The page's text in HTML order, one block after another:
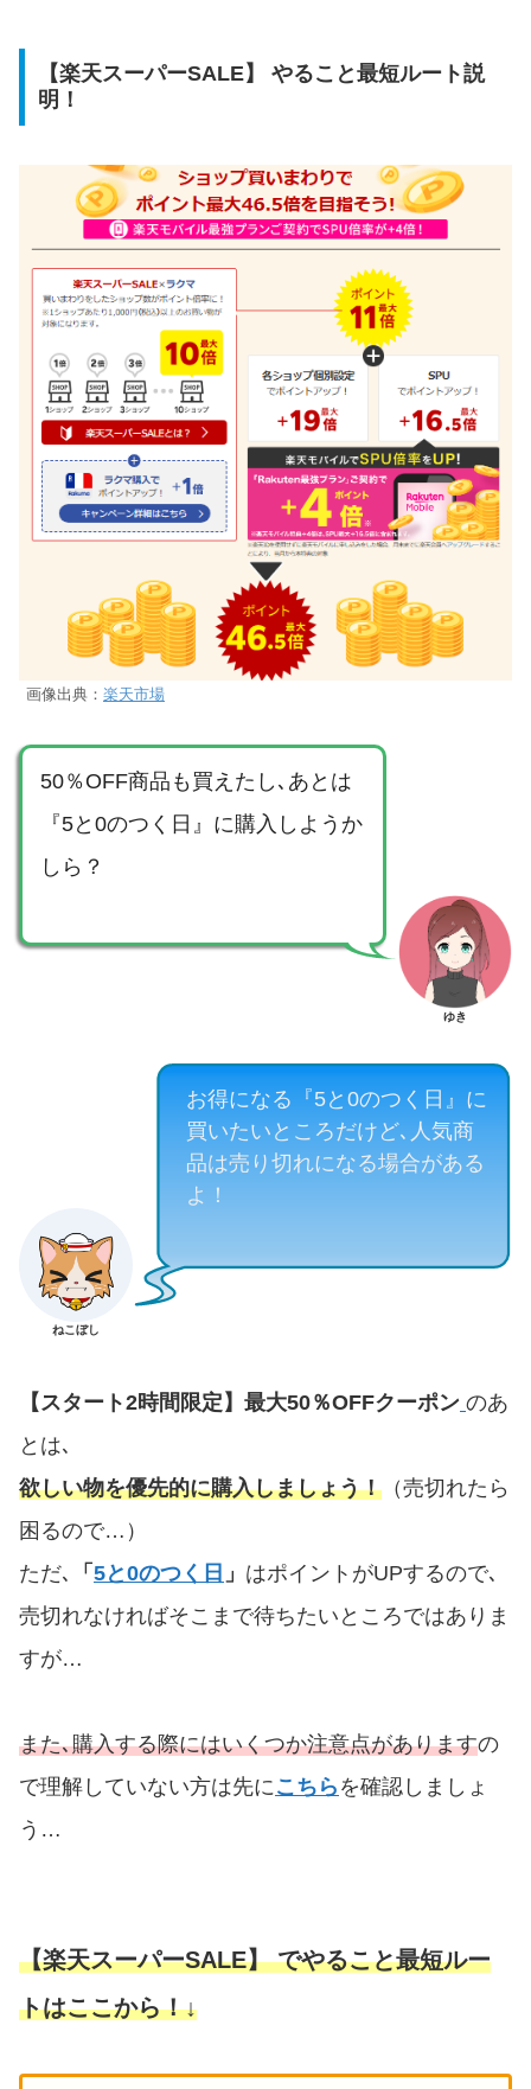
【楽天スーパーSALE】
やること最短ルート説
明！
画像出典： 楽天市場
50％OFF商品も買えたし､あとは
『5と0のつく日』に購入しようか
しら？
ゆき
ねこぼし
お得になる『5と0のつく日』に
買いたいところだけど､人気商
品は売り切れになる場合がある
よ！
【スタート2時間限定】最大50％OFFクーポン のあ
とは､
欲しい物を優先的に購入しましょう！ （売切れたら
困るので…）
ただ､
「 5と0のつく日 」 はポイントがUPするので､
売切れなければそこまで待ちたいところではありま
すが…
また､購入する際にはいくつか注意点がありますの
で理解していない方は先にこちら を確認しましょ
う…
【楽天スーパーSALE】でやること最短ルー
トはここから！↓